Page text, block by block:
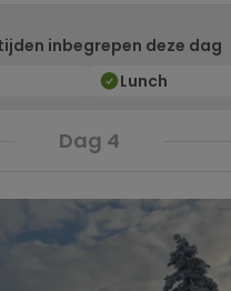
inbegrepen deze dag
Lunch
Dag 4